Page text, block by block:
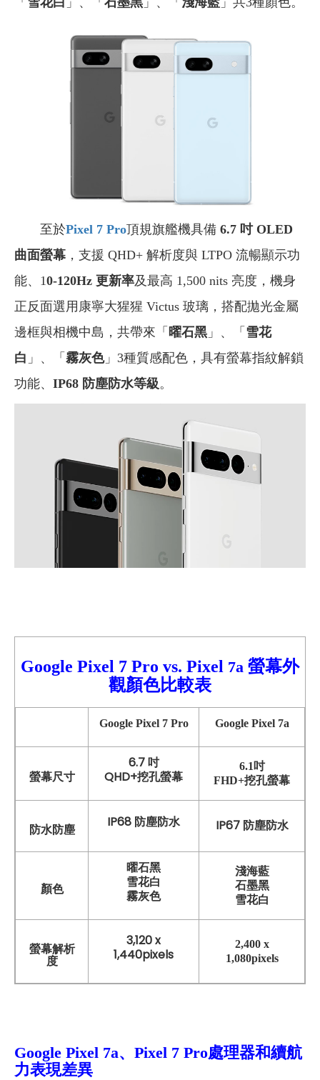
至於Pixel 7 Pro頂規旗艦機具備 6.7 吋 OLED
曲面螢幕 ，支援 QHD+ 解析度與 LTPO 流暢顯示功
能、10-120Hz 更新率及最高 1,500 nits 亮度，機身
正反面選用康寧大猩猩 Victus 玻璃，搭配拋光金屬
邊框與相機中島，共帶來「 曜石黑 」、「 雪花
白 」、「 霧灰色」3種質感配色，具有螢幕指紋解鎖
功能、 IP68 防塵防水等級。
Google Pixel 7 Pro vs. Pixel 7a 螢幕外
觀顏色比較表
Google Pixel 7 Pro Google Pixel 7a
螢幕尺寸
6.7 吋
QHD+挖孔螢幕
6.1吋
FHD+挖孔螢幕
防水防塵 IP68 防塵防水 IP67 防塵防水
顏色
曜石黑
雪花白
霧灰色
淺海藍
石墨黑
雪花白
螢幕解析
度
3,120 x
1,440pixels
2,400 x
1,080pixels
Google Pixel 7a、Pixel 7 Pro處理器和續航
力表現差異